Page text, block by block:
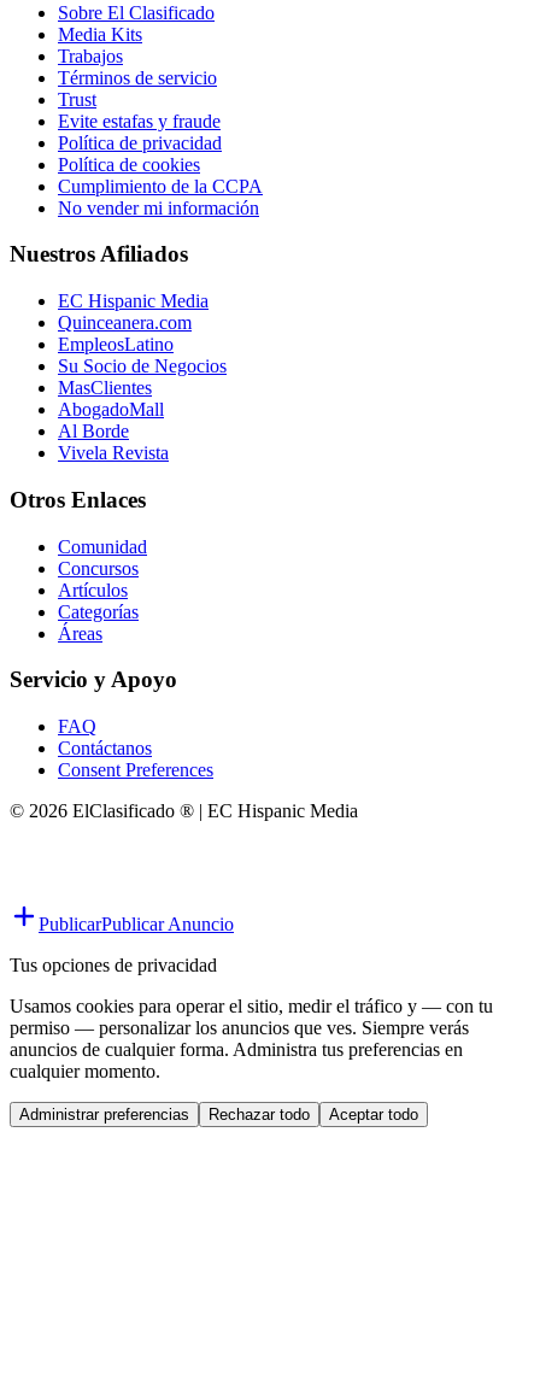
Sobre El Clasificado
Media Kits
Trabajos
Términos de servicio
Trust
Evite estafas y fraude
Política de privacidad
Política de cookies
Cumplimiento de la CCPA
No vender mi información
Nuestros Afiliados
EC Hispanic Media
Quinceanera.com
EmpleosLatino
Su Socio de Negocios
MasClientes
AbogadoMall
Al Borde
Vivela Revista
Otros Enlaces
Comunidad
Concursos
Artículos
Categorías
Áreas
Servicio y Apoyo
FAQ
Contáctanos
Consent Preferences
© 2026 ElClasificado ® | EC Hispanic Media
PublicarPublicar Anuncio
Tus opciones de privacidad
Usamos cookies para operar el sitio, medir el tráfico y — con tu
permiso — personalizar los anuncios que ves. Siempre verás
anuncios de cualquier forma. Administra tus preferencias en
cualquier momento.
Administrar preferencias Rechazar todo Aceptar todo